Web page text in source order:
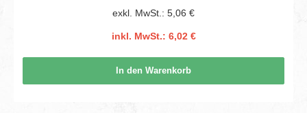
exkl. MwSt.: 5,06 €
inkl. MwSt.: 6,02 €
In den Warenkorb